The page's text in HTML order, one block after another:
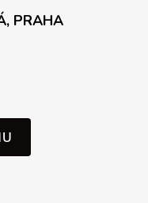
PRAHA